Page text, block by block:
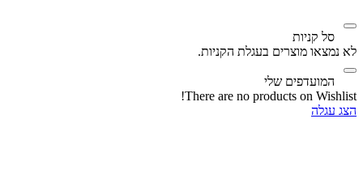
סל קניות‬
לא נמצאו מוצרים בעגלת הקניות.
המועדפים שלי
There are no products on Wishlist!
הצג עגלה